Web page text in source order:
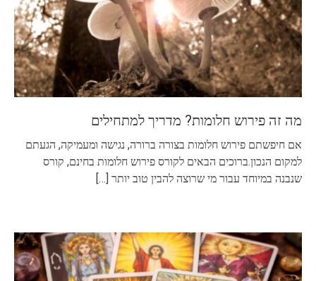
מה זה פירוש חלומות? מדריך למתחילים
אם חיפשתם פירוש חלומות בצורה ברורה, נגישה ומעמיקה, הגעתם
למקום הנכון.ברוכים הבאים לקורס פירוש חלומות בחינם, קורס
שנבנה במיוחד עבור מי שרוצה להבין טוב יותר […]